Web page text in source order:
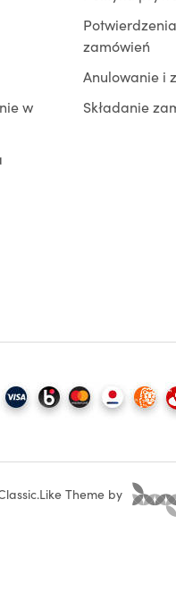
zamówień
Anulowanie i
w
Składanie
Theme by